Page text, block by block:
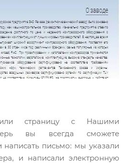
страницу с Нашими
вы всегда сможете
написать письмо: мы указали
и написали электронную